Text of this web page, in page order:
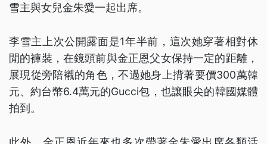
雪主與女兒金朱愛一起出席。
李雪主上次公開露面是1年半前，這次她穿著相對休
閒的褲裝，在鏡頭前與金正恩父女保持一定的距離，
展現從旁陪襯的角色，不過她身上揹著要價300萬韓
元、約台幣6.4萬元的Gucci包，也讓眼尖的韓國媒體
拍到。